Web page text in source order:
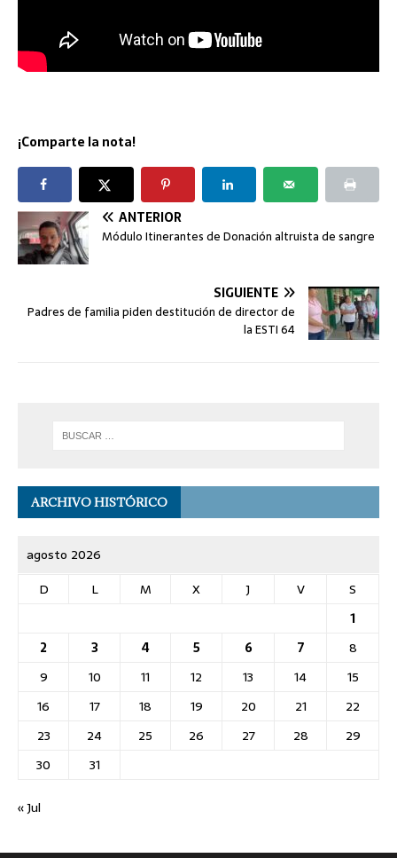
¡Comparte la nota!
ANTERIOR
Módulo Itinerantes de Donación altruista de sangre
SIGUIENTE
Padres de familia piden destitución de director de
la ESTI 64
ARCHIVO HISTÓRICO
agosto 2026
D
L M X J V
S
1
2
3 4 5 6 7
8
9
10 11 12 13 14
15
16
17 18 19 20 21
22
23
24 25 26 27 28
29
30
31
« Jul